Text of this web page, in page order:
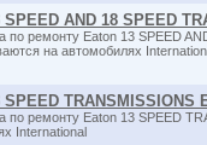
SPEED AND 18 SPEED
по ремонту Eaton 13 SPEED
на автомобилях
SPEED TRANSMISSIONS
по ремонту Eaton 13 SPEED
International